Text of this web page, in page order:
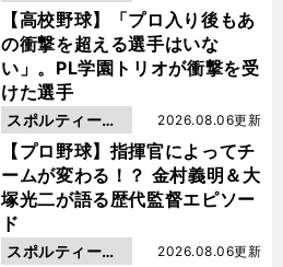
【高校野球】「プロ入り後もあ
の衝撃を超える選手はいな
い」。PL学園トリオが衝撃を受
けた選手
動画
【プロ野球】指揮官によってチ
ームが変わる！？ 金村義明＆大
塚光二が語る歴代監督エピソー
ド
2026.08.06更新
スポルティーバ
動画
2026.08.06更新
スポルティーバ